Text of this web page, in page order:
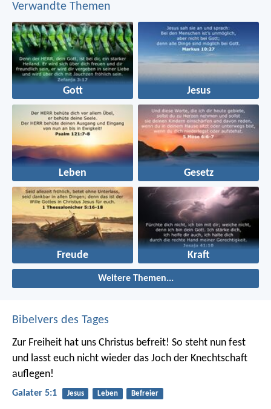
Verwandte Themen
Gott Jesus
Leben Gesetz
Freude Kraft
Weitere Themen...
Bibelvers des Tages
Zur Freiheit hat uns Christus befreit! So steht nun fest
und lasst euch nicht wieder das Joch der Knechtschaft
auflegen!
Galater 5:1 Jesus Leben Befreier